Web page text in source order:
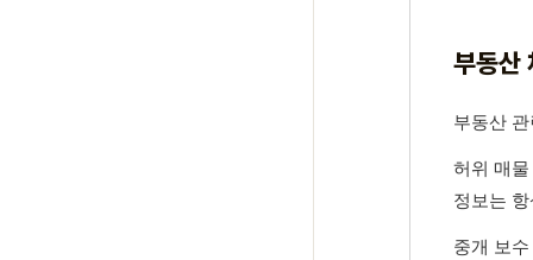
부동산
부동산
허위 매
정보는
중개 보